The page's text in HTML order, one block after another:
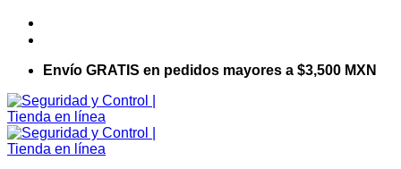
Envío GRATIS en pedidos mayores a $3,500 MXN